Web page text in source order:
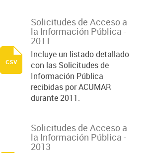
Solicitudes de Acceso a
la Información Pública -
2011
Incluye un listado detallado
con las Solicitudes de
Información Pública
recibidas por ACUMAR
durante 2011.
csv
Solicitudes de Acceso a
la Información Pública -
2013